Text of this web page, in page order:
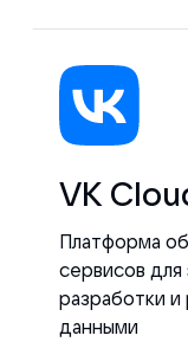
VK
Платформа
сервисов
разработки
данными